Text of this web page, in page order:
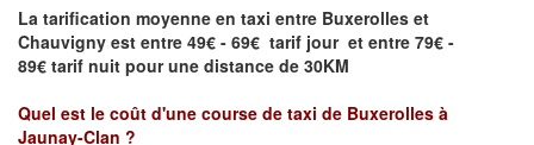
La tarification moyenne en taxi entre Buxerolles et
Chauvigny est entre 49€ - 69€ tarif jour et entre 79€ -
89€ tarif nuit pour une distance de 30KM
Quel est le coût d'une course de taxi de Buxerolles à
Jaunay-Clan ?